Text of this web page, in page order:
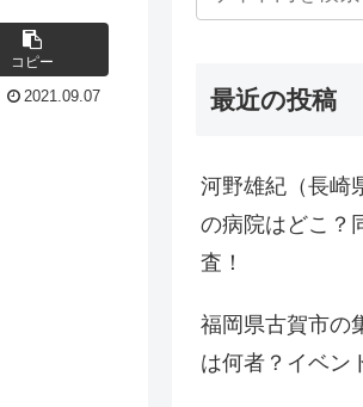
コピー
2021.09.07 最近の投稿
河野雄紀（長崎
の病院はどこ？
査！
福岡県古賀市の
は何者？イベン